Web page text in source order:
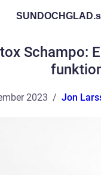
SUNDOCHGLAD.
Schampo:
2023 Jon